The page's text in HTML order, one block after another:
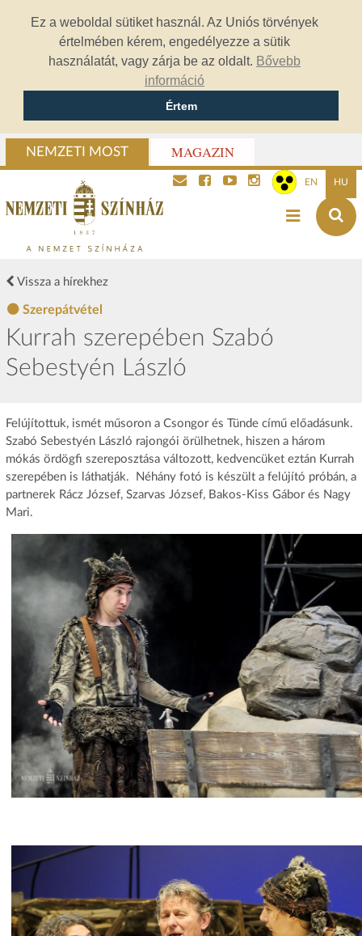
Ez a weboldal sütiket használ. Az Uniós törvények
értelmében kérem, engedélyezze a sütik
használatát, vagy zárja be az oldalt. Bővebb
információ
Értem
NEMZETI MOST MAGAZIN
EN HU
Vissza a hírekhez
Szerepátvétel
Kurrah szerepében Szabó
Sebestyén László
Felújítottuk, ismét műsoron a Csongor és Tünde című előadásunk.
Szabó Sebestyén László rajongói örülhetnek, hiszen a három
mókás ördögfi szereposztása változott, kedvencüket eztán Kurrah
szerepében is láthatják. Néhány fotó is készült a felújító próbán, a
partnerek Rácz József, Szarvas József, Bakos-Kiss Gábor és Nagy
Mari.